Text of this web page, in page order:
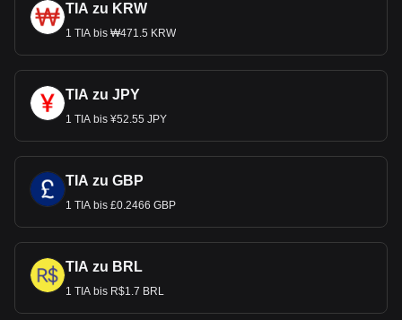
TIA zu KRW
1 TIA bis ₩471.5 KRW
TIA zu JPY
1 TIA bis ¥52.55 JPY
TIA zu GBP
1 TIA bis £0.2466 GBP
TIA zu BRL
1 TIA bis R$1.7 BRL